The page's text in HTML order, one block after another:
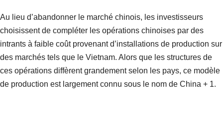
Au lieu d’abandonner le marché chinois, les investisseurs
choisissent de compléter les opérations chinoises par des
intrants à faible coût provenant d’installations de production sur
des marchés tels que le Vietnam. Alors que les structures de
ces opérations diffèrent grandement selon les pays, ce modèle
de production est largement connu sous le nom de China + 1.